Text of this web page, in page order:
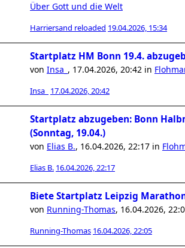
Über Gott und die Welt
Harriersand reloaded 19.04.2026, 15:34
Startplatz HM Bonn 19.4.
von Insa_ , 17.04.2026, 20:42 in
Insa_ 17.04.2026, 20:42
Startplatz abzugeben: Bonn
(Sonntag, 19.04.)
von Elias B., 16.04.2026, 22:17 in
Elias B. 16.04.2026, 22:17
Biete Startplatz Leipzig
von Running-Thomas, 16.04.2026,
Running-Thomas 16.04.2026, 22:05